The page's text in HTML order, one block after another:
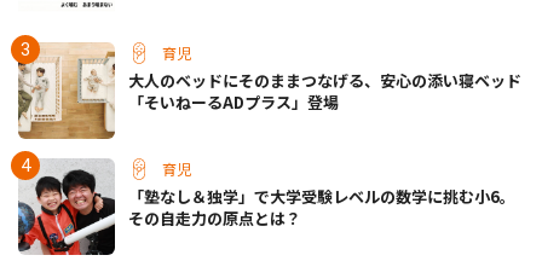
育児
大人のベッドにそのままつなげる、安心の添い寝ベッド
「そいねーるADプラス」登場
育児
「塾なし＆独学」で大学受験レベルの数学に挑む小6。
その自走力の原点とは？